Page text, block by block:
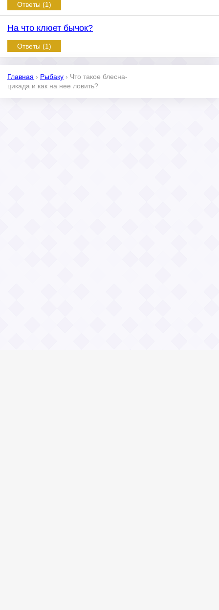
Ответы (1)
На что клюет бычок?
Ответы (1)
Главная › Рыбаку › Что такое блесна-
цикада и как на нее ловить?